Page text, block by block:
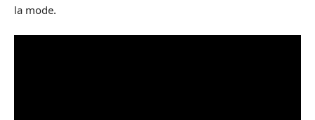
la mode.